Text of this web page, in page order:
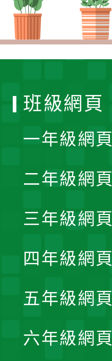
班級網頁
一年級網頁
二年級網頁
三年級網頁
四年級網頁
五年級網頁
六年級網頁